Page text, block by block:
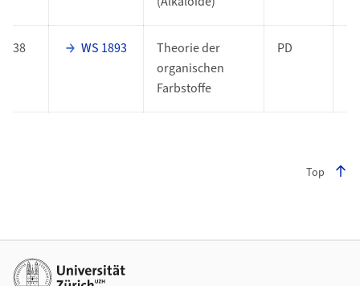
38 WS 1893
Theorie der
organischen
Farbstoffe
PD
Top
Weiterführende Links